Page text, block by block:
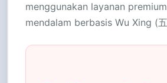
menggunakan layanan
mendalam berbasis Wu Xing (